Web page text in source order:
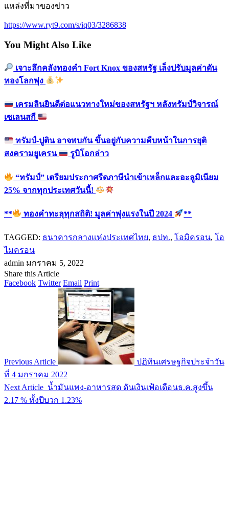
แหล่งที่มาของข่าว
https://www.ryt9.com/s/iq03/3286838
You Might Also Like
เจาะลึกคลังทองคำ Fort Knox ของสหรัฐ เล็งปรับมูลค่าดัน
ทองโลกพุ่ง
เครมลินยินดีต่อแนวทางใหม่ของสหรัฐฯ หลังทรัมป์วิจารณ์
เซเลนสกี
ทรัมป์-ปูติน อาจพบกัน ขึ้นอยู่กับความคืบหน้าในการยุติ
สงครามยูเครน
รูบิโอกล่าว
“ทรัมป์” เตรียมประกาศรีดภาษีนำเข้าเหล็กและอะลูมิเนียม
25% จากทุกประเทศวันนี้!
** ทองคำทะลุทุกสถิติ! มูลค่าพุ่งแรงในปี 2024 **
TAGGED: ธนาคารกลางแห่งประเทศไทย, ธปท., โอมิครอน, โอ
ไมครอน
admin มกราคม 5, 2022
Share this Article
Facebook Twitter Email Print
Previous Article
ปฏิทินเศรษฐกิจประจำวัน
ที่ 4 มกราคม 2022
Next Article น้ำมันแพง-อาหารสด ดันเงินเฟ้อเดือนธ.ค.สูงขึ้น
2.17 % ทั้งปีบวก 1.23%